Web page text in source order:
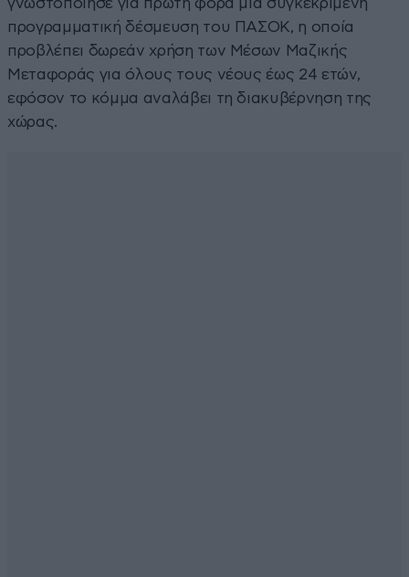
γνωστοποίησε για πρώτη φορά μια συγκεκριμένη
προγραμματική δέσμευση του ΠΑΣΟΚ, η οποία
προβλέπει δωρεάν χρήση των Μέσων Μαζικής
Μεταφοράς για όλους τους νέους έως 24 ετών,
εφόσον το κόμμα αναλάβει τη διακυβέρνηση της
χώρας.